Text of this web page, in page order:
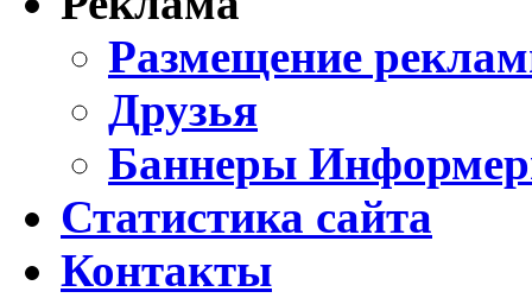
Размещение
Друзья
Баннеры
Статистика сайта
Контакты